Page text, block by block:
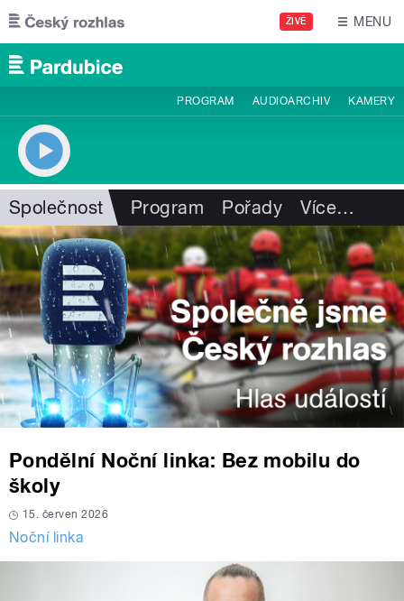
Přejít k hlavnímu obsahu
ŽIVĚ MENU
PROGRAM AUDIOARCHIV KAMERY
Společnost Program Pořady Více…
Pondělní Noční linka: Bez mobilu do
školy
15. červen 2026
Noční linka